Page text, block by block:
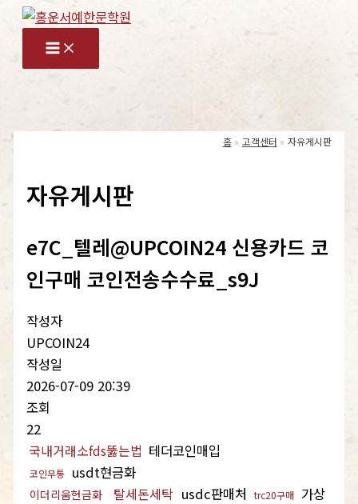
홈 고객센터 자유게시판
자유게시판
e7C_텔레@UPCOIN24 신용카드 코
인구매 코인전송수수료_s9J
작성자
UPCOIN24
작성일
2026-07-09 20:39
조회
22
국내거래소fds뚫는법 테더코인매입
코인무통 usdt현금화
이더리움현금화 탈세돈세탁 usdc판매처 trc20구매 가상